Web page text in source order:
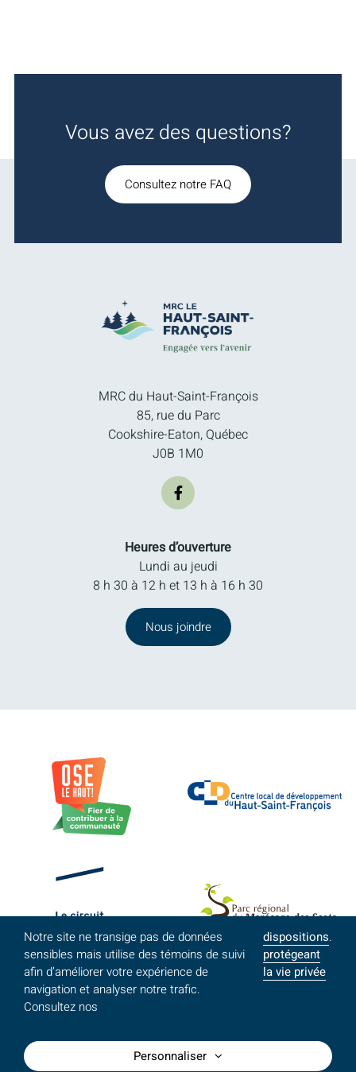
Vous avez des questions?
Consultez notre FAQ
MRC du Haut-Saint-François
85, rue du Parc
Cookshire-Eaton, Québec
J0B 1M0
Heures d’ouverture
Lundi au jeudi
8 h 30 à 12 h et 13 h à 16 h 30
Nous joindre
Notre site ne transige pas de données
sensibles mais utilise des témoins de suivi
afin d’améliorer votre expérience de
navigation et analyser notre trafic.
Consultez nos
dispositions
protégeant
la vie privée
.
Personnaliser